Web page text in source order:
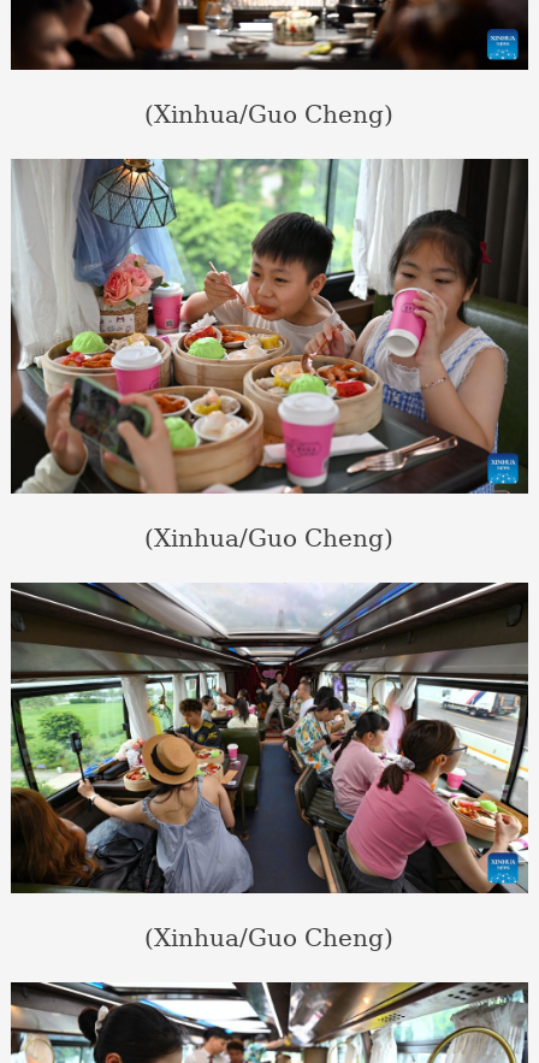
(Xinhua/Guo Cheng)
(Xinhua/Guo Cheng)
(Xinhua/Guo Cheng)